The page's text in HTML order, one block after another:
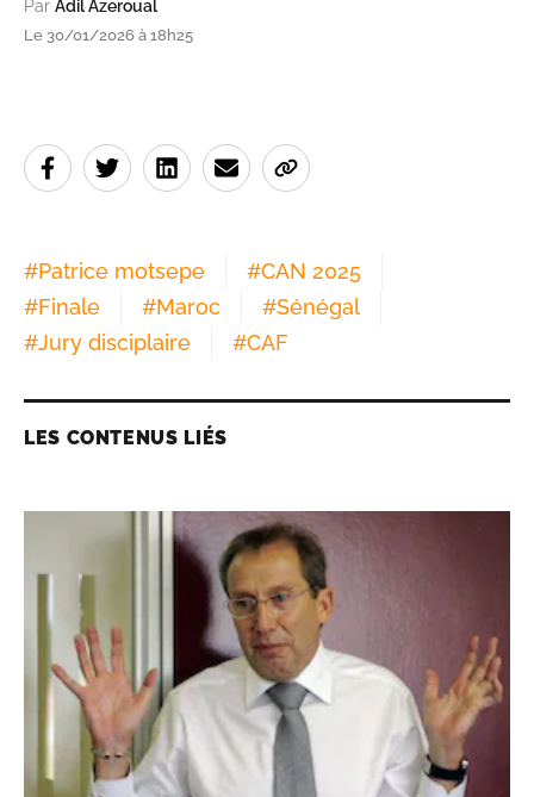
Par Adil Azeroual
Le 30/01/2026 à 18h25
#Patrice motsepe #CAN 2025
#Finale #Maroc #Sénégal
#Jury disciplaire #CAF
LES CONTENUS LIÉS